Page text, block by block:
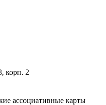
корп. 2
ассоциативные карты